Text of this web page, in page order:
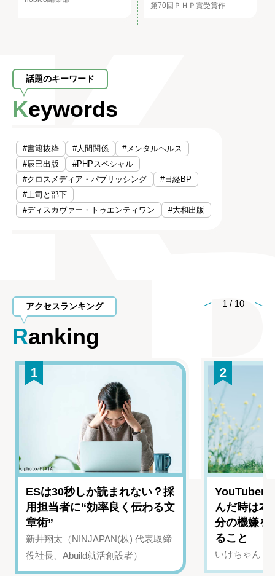
第70回ＰＨＰ賞受賞作
話題のキーワード
Keywords
#書籍抜粋 #人間関係
#メンタルヘルス
#辰巳出版
#PHPスペシャル
#クロスメディア・パブリッシング
#日経BP
#上司と部下
#ディスカヴァー・トゥエンティワン
#大和出版
アクセスランキング
Ranking
1 / 10
1
ESは30秒しか読まれない？採
用担当者に“効率良く伝わる文
章術”
新井翔太（NINJAPAN(株) 代表取締
役社長、Abuild就活創設者）
2
YouTuber
んだ時は
分の機嫌を
ること
いけちゃん（